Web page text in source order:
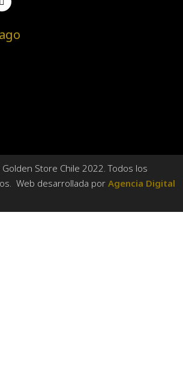
Store Chile 2022. Todos los
Web desarrollada por Agencia Digital